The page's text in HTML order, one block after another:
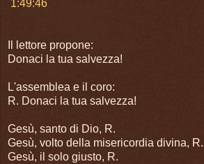
1:49:46
Il lettore propone:
Donaci la tua salvezza!
L'assemblea e il coro:
R. Donaci la tua salvezza!
Gesù, santo di Dio, R.
Gesù, volto della misericordia divina, R.
Gesù, il solo giusto, R.